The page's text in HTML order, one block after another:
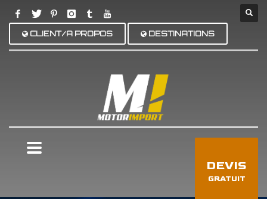
CLIENT/A PROPOS DESTINATIONS
DEVIS
GRATUIT